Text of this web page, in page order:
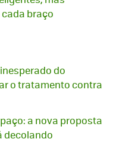
cada braço
do
o tratamento contra
a nova proposta
decolando